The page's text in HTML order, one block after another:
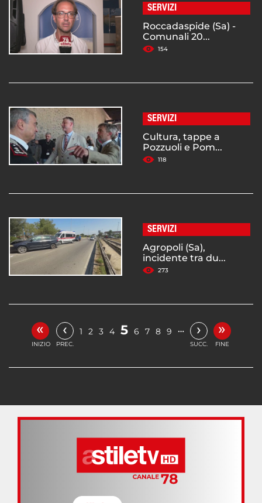
SERVIZI
Roccadaspide (Sa) -
Comunali 20...
154
SERVIZI
Cultura, tappe a
Pozzuoli e Pom...
118
SERVIZI
Agropoli (Sa),
incidente tra du...
273
«
INIZIO
‹
PREC.
1 2 3 4 5 6 7 8 9 … ›
SUCC.
»
FINE